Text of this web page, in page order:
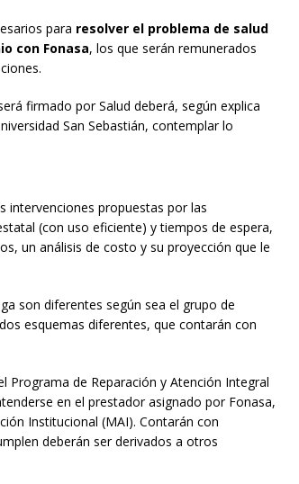
para resolver el problema de salud
con Fonasa, los que serán remunerados
firmado por Salud deberá, según explica
San Sebastián, contemplar lo
intervenciones propuestas por las
(con uso eficiente) y tiempos de espera,
un análisis de costo y su proyección que le
son diferentes según sea el grupo de
esquemas diferentes, que contarán con
Programa de Reparación y Atención Integral
en el prestador asignado por Fonasa,
Institucional (MAI). Contarán con
deberán ser derivados a otros